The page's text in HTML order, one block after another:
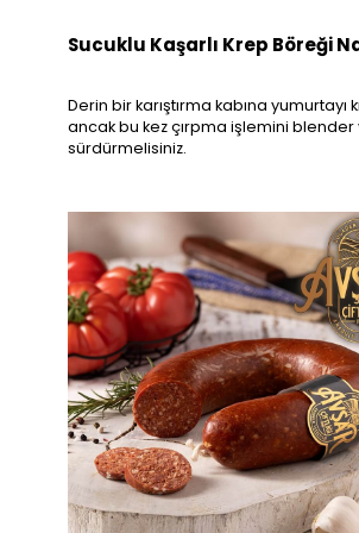
Sucuklu Kaşarlı Krep Böreği
Derin bir karıştırma kabına yumurtayı
ancak bu kez çırpma işlemini
sürdürmelisiniz.